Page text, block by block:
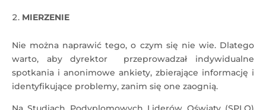
MIERZENIE
Nie można naprawić tego, o czym się nie wie. Dlatego
warto, aby dyrektor przeprowadzał indywidualne
spotkania i anonimowe ankiety, zbierające informację i
identyfikujące problemy, zanim się one zaognią.